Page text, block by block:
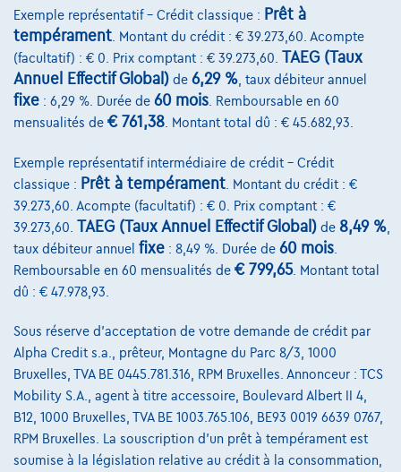
7520 Tournai, VDC Car Tournai
Comparer
Voir le véhicule
NOUVEAU PRIX
Exemple représentatif – Crédit classique : Prêt à
tempérament . Montant du crédit : € 39.273,60. Acompte
(facultatif) : € 0. Prix comptant : € 39.273,60. TAEG (Taux
Annuel Effectif Global) de 6,29 % , taux débiteur annuel
fixe : 6,29 %. Durée de 60 mois . Remboursable en 60
mensualités de € 761,38 . Montant total dû : € 45.682,93.
Exemple représentatif intermédiaire de crédit – Crédit
classique : Prêt à tempérament . Montant du crédit : €
39.273,60. Acompte (facultatif) : € 0. Prix comptant : €
39.273,60. TAEG (Taux Annuel Effectif Global) de 8,49 %
taux débiteur annuel fixe : 8,49 %. Durée de 60 mois
Remboursable en 60 mensualités de € 799,65. Montant total
dû : € 47.978,93.
Sous réserve d'acceptation de votre demande de crédit par
Alpha Credit s.a., prêteur, Montagne du Parc 8/3, 1000
Bruxelles, TVA BE 0445.781.316, RPM Bruxelles. Annonceur : TCS
Mobility S.A., agent à titre accessoire, Boulevard Albert II 4,
B12, 1000 Bruxelles, TVA BE 1003.765.106, BE93 0019 6639 0767,
RPM Bruxelles. La souscription d'un prêt à tempérament est
soumise à la législation relative au crédit à la consommation,